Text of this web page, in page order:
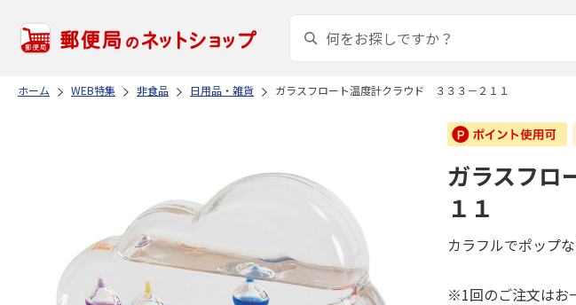
ホーム WEB特集 非食品 日用品・雑貨 ガラスフロート温度計クラウド ３３３－２１１
ガラスフロ
１１
カラフルでポップ
※1回のご注文はお